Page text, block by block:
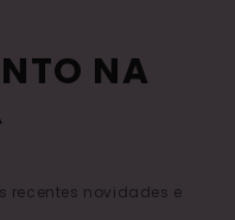
NA
recentes novidades e